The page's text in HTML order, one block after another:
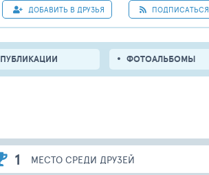
ДОБАВИТЬ В ДРУЗЬЯ ПОДПИСАТЬСЯ
ПУБЛИКАЦИИ ФОТОАЛЬБОМЫ
1 МЕСТО СРЕДИ ДРУЗЕЙ